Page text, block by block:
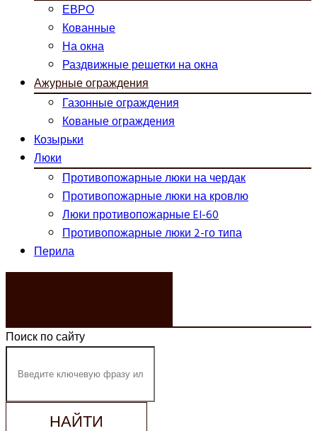
ЕВРО
Кованные
На окна
Раздвижные решетки на окна
Ажурные ограждения
Газонные ограждения
Кованые ограждения
Козырьки
Люки
Противопожарные люки на чердак
Противопожарные люки на кровлю
Люки противопожарные EI-60
Противопожарные люки 2-го типа
Перила
Поиск по сайту
НАЙТИ